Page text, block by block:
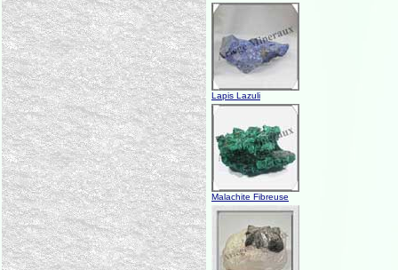
Lapis Lazuli
Malachite Fibreuse